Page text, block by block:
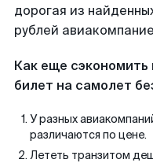
дорогая из
рублей
Как еще сэкономить
билет на самолет
У разных
различаются по цене.
Лететь транзитом